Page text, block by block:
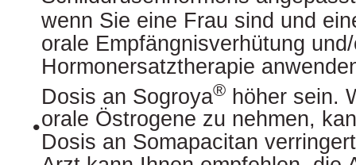
•
wenn Sie eine Frau sind und
orale Empfängnisverhütung
Hormonersatztherapie
Dosis an Sogroya® höher sein.
orale Östrogene zu nehmen,
Dosis an Somapacitan